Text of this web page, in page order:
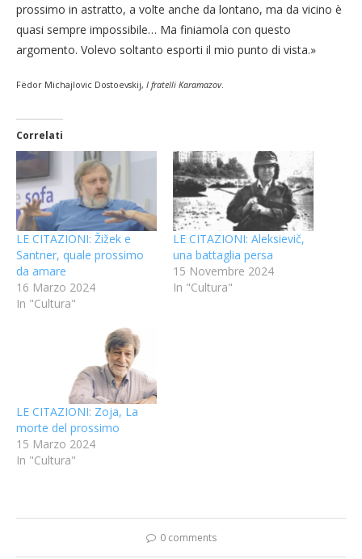
prossimo in astratto, a volte anche da lontano, ma da vicino è
quasi sempre impossibile… Ma finiamola con questo
argomento. Volevo soltanto esporti il mio punto di vista.»
Fëdor Michajlovic Dostoevskij, I fratelli Karamazov.
Correlati
LE CITAZIONI: Žižek e
Santner, quale prossimo
da amare
16 Marzo 2024
In "Cultura"
LE CITAZIONI: Aleksievič,
una battaglia persa
15 Novembre 2024
In "Cultura"
LE CITAZIONI: Zoja, La
morte del prossimo
15 Marzo 2024
In "Cultura"
0 comments